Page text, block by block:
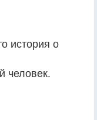
история о
человек.